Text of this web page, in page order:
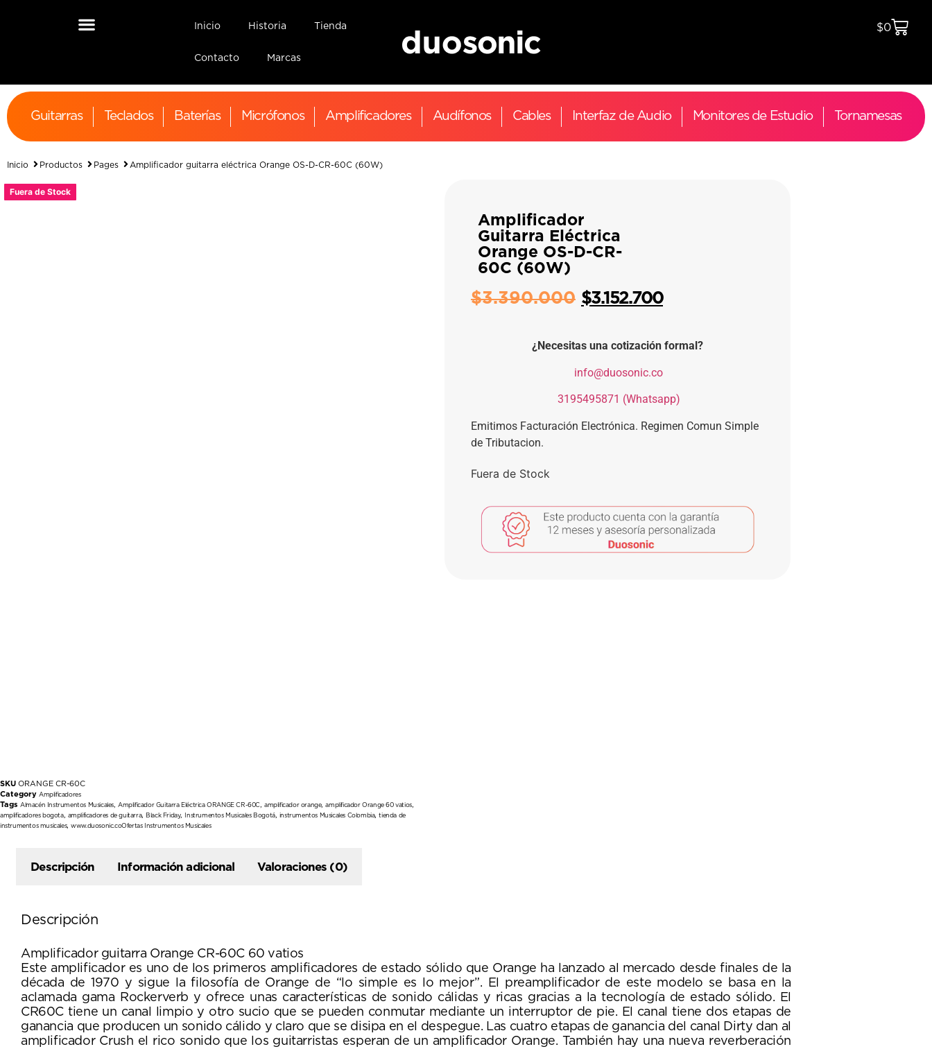
Inicio Historia Tienda
Contacto Marcas
$0
Guitarras Teclados Baterías Micrófonos Amplificadores Audífonos Cables Interfaz de Audio Monitores de Estudio Tornamesas
Inicio Productos Pages Amplificador guitarra eléctrica Orange OS-D-CR-60C (60W)
Fuera de Stock
SKU ORANGE CR-60C
Category Amplificadores
Tags Almacén Instrumentos Musicales, Amplificador Guitarra Eléctrica ORANGE CR-60C, amplificador orange,amplificador Orange 60 vatios,
amplificadores bogota, amplificadores de guitarra,Black Friday, Instrumentos Musicales Bogotá, instrumentos Musicales Colombia,tienda de
instrumentos musicales,www.duosonic.coOfertas Instrumentos Musicales
Amplificador
Guitarra Eléctrica
Orange OS-D-CR-
60C (60W)
$3.390.000 $3.152.700
¿Necesitas una cotización formal?
info@duosonic.co
3195495871 (Whatsapp)
Emitimos Facturación Electrónica. Regimen Comun Simple
de Tributacion.
Fuera de Stock
Descripción Información adicional Valoraciones (0)
Descripción
Amplificador guitarra Orange CR-60C 60 vatios
Este amplificador es uno de los primeros amplificadores de estado sólido que Orange ha lanzado al mercado desde finales de la
década de 1970 y sigue la filosofía de Orange de “lo simple es lo mejor”. El preamplificador de este modelo se basa en la
aclamada gama Rockerverb y ofrece unas características de sonido cálidas y ricas gracias a la tecnología de estado sólido. El
CR60C tiene un canal limpio y otro sucio que se pueden conmutar mediante un interruptor de pie. El canal tiene dos etapas de
ganancia que producen un sonido cálido y claro que se disipa en el despegue. Las cuatro etapas de ganancia del canal Dirty dan al
amplificador Crush el rico sonido que los guitarristas esperan de un amplificador Orange. También hay una nueva reverberación